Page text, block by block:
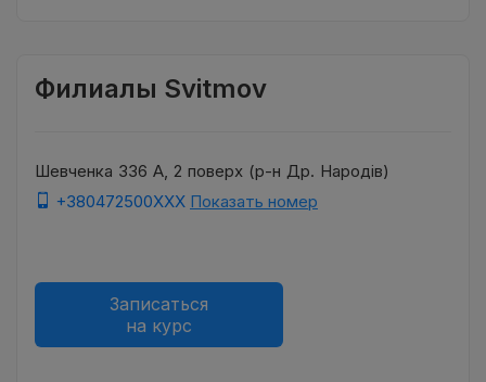
Филиалы Svitmov
Шевченка 336 А, 2 поверх (р-н Др. Народів)
+380472500XXX Показать номер
Записаться
на курс